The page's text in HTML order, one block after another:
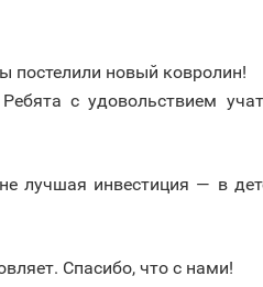
постелили новый ковролин!
с удовольствием
лучшая инвестиция — в
Спасибо, что с нами!